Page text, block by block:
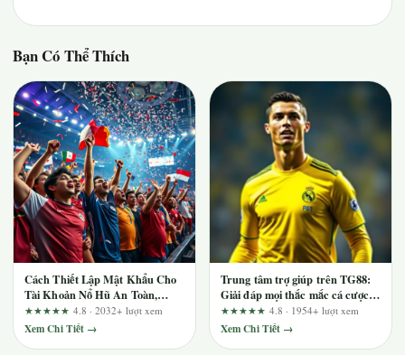
Bạn Có Thể Thích
Cách Thiết Lập Mật Khẩu Cho
Tài Khoản Nổ Hũ An Toàn,
Tránh Bị Mất
★★★★★ 4.8 · 2032+ lượt xem
Xem Chi Tiết →
Trung tâm trợ giúp trên TG88:
Giải đáp mọi thắc mắc cá cược
nhanh chóng
★★★★★ 4.8 · 1954+ lượt xem
Xem Chi Tiết →